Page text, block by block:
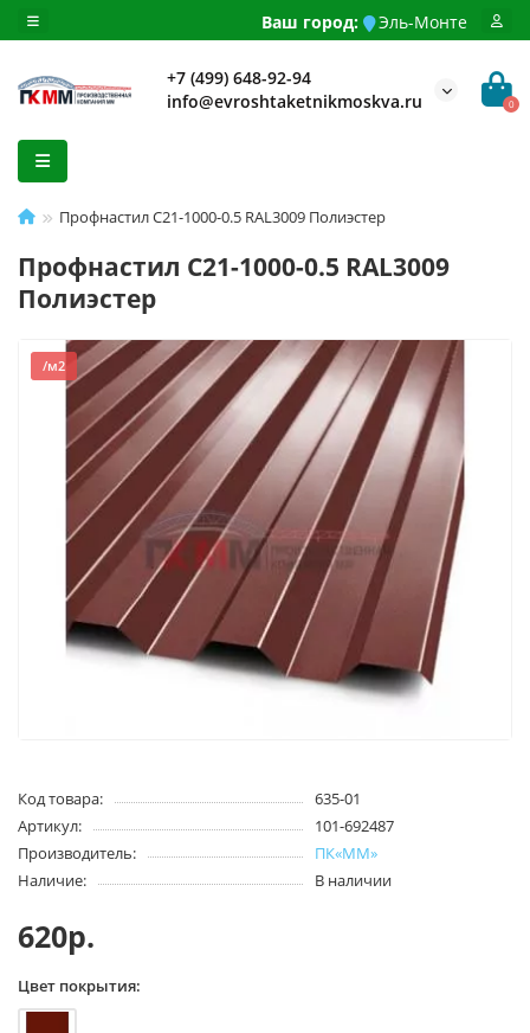
Ваш город: Эль-Монте
+7 (499) 648-92-94
info@evroshtaketnikmoskva.ru
0
Профнастил C21-1000-0.5 RAL3009 Полиэстер
Профнастил C21-1000-0.5 RAL3009
Полиэстер
/м2
Код товара:
635-01
Артикул:
101-692487
Производитель:
ПК«ММ»
Наличие:
В наличии
620р.
Цвет покрытия: